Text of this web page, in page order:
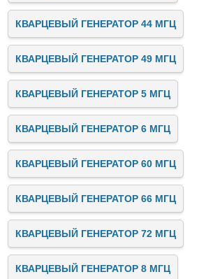
КВАРЦЕВЫЙ ГЕНЕРАТОР 44 МГЦ
КВАРЦЕВЫЙ ГЕНЕРАТОР 49 МГЦ
КВАРЦЕВЫЙ ГЕНЕРАТОР 5 МГЦ
КВАРЦЕВЫЙ ГЕНЕРАТОР 6 МГЦ
КВАРЦЕВЫЙ ГЕНЕРАТОР 60 МГЦ
КВАРЦЕВЫЙ ГЕНЕРАТОР 66 МГЦ
КВАРЦЕВЫЙ ГЕНЕРАТОР 72 МГЦ
КВАРЦЕВЫЙ ГЕНЕРАТОР 8 МГЦ